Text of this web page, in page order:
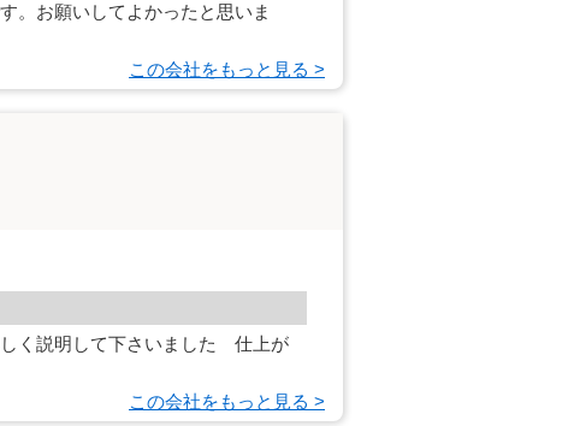
。お願いしてよかったと思いま
この会社をもっと見る >
しく説明して下さいました 仕上が
この会社をもっと見る >